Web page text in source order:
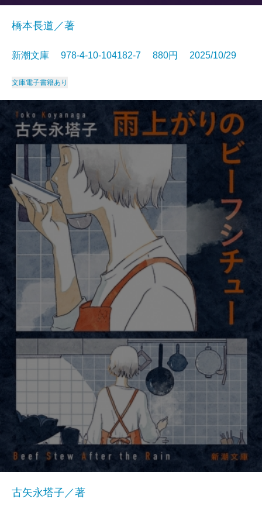
橋本長道／著
新潮文庫 978-4-10-104182-7 880円 2025/10/29
文庫電子書籍あり
古矢永塔子／著